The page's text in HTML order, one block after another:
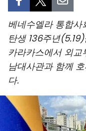
베네수엘라 통합
탄생 136주년
카라카스에서 외교
남대사관과 함께
다.